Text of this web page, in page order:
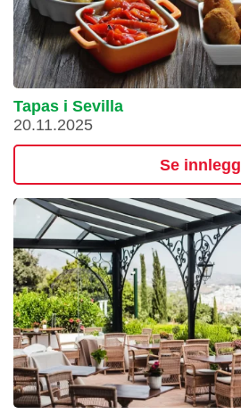
Tapas i Sevilla
20.11.2025
Se innlegg